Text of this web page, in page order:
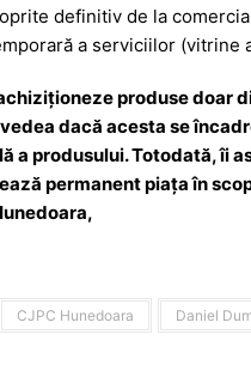
definitiv de la
a serviciilor
produse
dacă acesta se
a produsului. Totodată, îi
permanent piaţa în
CJPC Hunedoara Daniel